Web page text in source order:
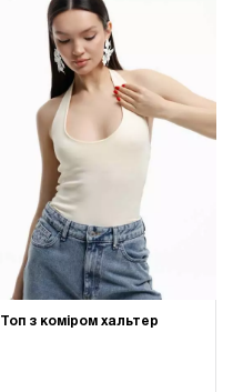
Топ з коміром хальтер